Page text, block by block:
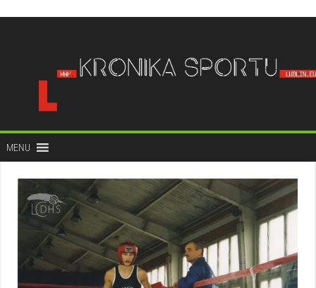
treści
MENU